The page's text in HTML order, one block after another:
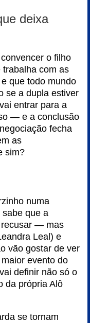
deixa
o filho
trabalha com as
que todo mundo
se a dupla estiver
entrar para a
— e a conclusão
fecha
as
sim?
numa
sabe que a
recusar — mas
Leal) e
vão gostar de ver
evento do
definir não só o
da própria Alô
se tornam